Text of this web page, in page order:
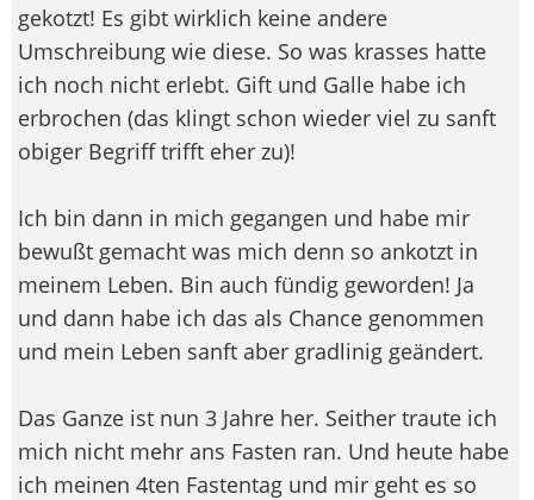
gekotzt! Es gibt wirklich keine andere
Umschreibung wie diese. So was krasses hatte
ich noch nicht erlebt. Gift und Galle habe ich
erbrochen (das klingt schon wieder viel zu sanft
obiger Begriff trifft eher zu)!
Ich bin dann in mich gegangen und habe mir
bewußt gemacht was mich denn so ankotzt in
meinem Leben. Bin auch fündig geworden! Ja
und dann habe ich das als Chance genommen
und mein Leben sanft aber gradlinig geändert.
Das Ganze ist nun 3 Jahre her. Seither traute ich
mich nicht mehr ans Fasten ran. Und heute habe
ich meinen 4ten Fastentag und mir geht es so